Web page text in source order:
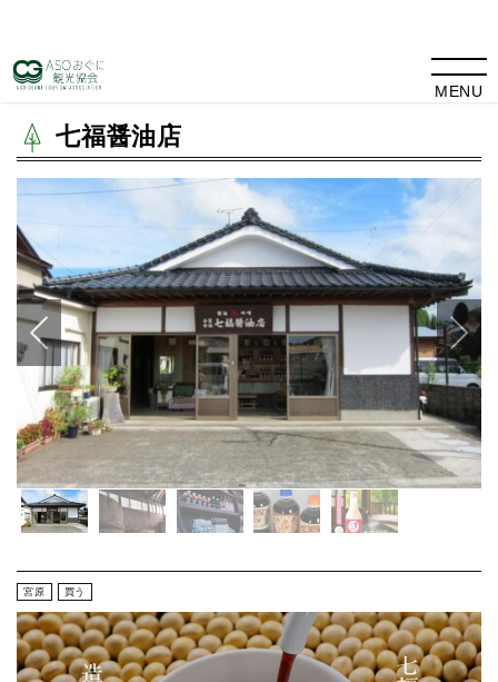
MENU
TOP >観光情報
七福醤油店
宮原 買う